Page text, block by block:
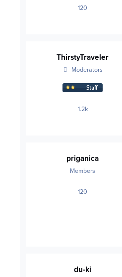
120posts
ThirstyTraveler
Moderators
1.2kposts
priganica
Members
120posts
du-ki